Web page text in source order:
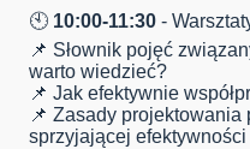
🕙 10:00-11:30 -
📌 Słownik pojęć
warto wiedzieć?
📌 Jak efektywnie
📌 Zasady projektowania
sprzyjającej efektywności